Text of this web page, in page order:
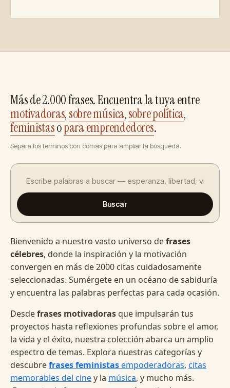
Más de 2.000 frases. Encuentra la tuya entre
motivadoras,sobre música,sobre política,
feministasopara emprendedores.
Separa los términos con comas para ampliar la búsqueda.
Buscar
Bienvenido a nuestro vasto universo defrases
célebres, donde la inspiración y la motivación
convergen en más de 2000 citas cuidadosamente
seleccionadas. Sumérgete en un océano de sabiduría
y encuentra las palabras perfectas para cada ocasión.
Desdefrases motivadoras que impulsarán tus
proyectos hasta reflexiones profundas sobre el amor,
la vida y el éxito, nuestra colección abarca un amplio
espectro de temas. Explora nuestras categorías y
descubrefrases feministasempoderadoras, citas
memorables del ciney la música, y mucho más.